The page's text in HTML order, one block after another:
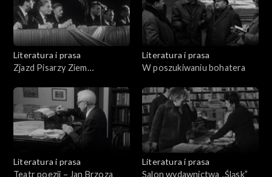
Literatura i prasa
Zjazd Pisarzy Ziem
Literatura i prasa
W poszukiwaniu bohatera
Literatura i prasa
Teatr poezji – Jan Brzoza
Literatura i prasa
Salon wydawnictwa „Śląsk”